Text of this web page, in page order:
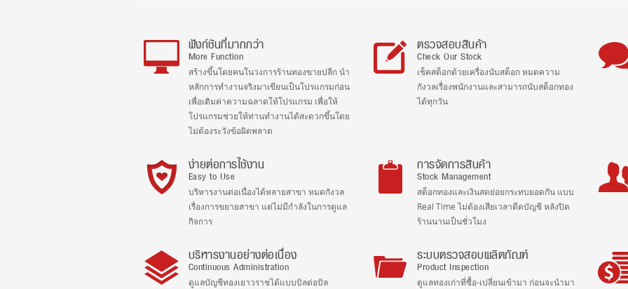
ฟังก์ชันที่มากกว่า
More Function
สร้างขึ้นโดยคนในวงการร้านทองขายปลีก นำ
หลักการทำงานจริงมาเขียนเป็นโปรแกรมก่อน
เพื่อเติมค่าความฉลาดให้โปรแกรม เพื่อให้
โปรแกรมช่วยให้ท่านทำงานได้สะดวกขึ้นโดย
ไม่ต้องระวังข้อผิดพลาด
ตรวจสอบสินค้า
Check Our Stock
เช็คสต็อกด้วยเครื่องนับสต็อก หมดความ
กังวลเรื่องพนักงานและสามารถนับสต็อกทอง
ได้ทุกวัน
ง่ายต่อการใช้งาน
Easy to Use
บริหารงานต่อเนื่องได้หลายสาขา หมดกังวล
เรื่องการขยายสาขา แต่ไม่มีกำลังในการดูแล
กิจการ
การจัดการสินค้า
Stock Management
สต็อกทองและเงินสดย่อยกระทบยอดกัน แบบ
Real Time ไม่ต้องเสียเวลาดีดบัญชี หลังปิด
ร้านนานเป็นชั่วโมง
บริหารงานอย่างต่อเนื่อง
Continuous Administration
ดูแลบัญชีทองเยาวราชได้แบบบิลต่อบิล
ระบบตรวจสอบผลิตภัณฑ์
Product Inspection
ดูแลทองเก่าที่ซื้อ-เปลี่ยนเข้ามา ก่อนจะนำมา